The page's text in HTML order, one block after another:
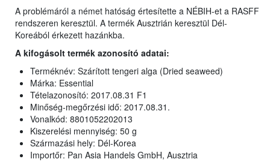
A problémáról a német hatóság értesítette a NÉBIH-et a RASFF
rendszeren keresztül. A termék Ausztrián keresztül Dél-
Koreából érkezett hazánkba.
A kifogásolt termék azonosító adatai:
Terméknév: Szárított tengeri alga (Dried seaweed)
Márka: Essential
Tételazonosító: 2017.08.31 F1
Minőség-megőrzési idő: 2017.08.31.
Vonalkód: 8801052202013
Kiszerelési mennyiség: 50 g
Származási hely: Dél-Korea
Importőr: Pan Asia Handels GmbH, Ausztria